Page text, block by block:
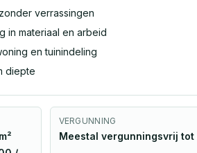
verrassingen
in materiaal en arbeid
en tuinindeling
diepte
VERGUNNING
Meestal vergunningsvrij tot